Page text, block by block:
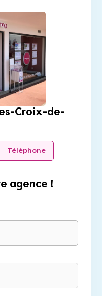
Croix-de-
Téléphone
agence !